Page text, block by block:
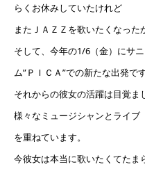
らくお休みしていたけれど
またＪＡＺＺを歌いたくなった
そして、今年の1/6（金）にサ
ム”ＰＩＣＡ”での新たな出発です
それからの彼女の活躍は目覚
様々なミュージシャンとライブ
を重ねています。
今彼女は本当に歌いたくてたま